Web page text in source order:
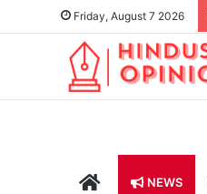
Friday, August 7 2026
HOME NEWS